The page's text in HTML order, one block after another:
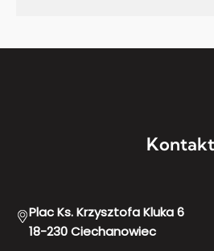
Kontakt
Plac Ks. Krzysztofa Kluka 6
18-230 Ciechanowiec